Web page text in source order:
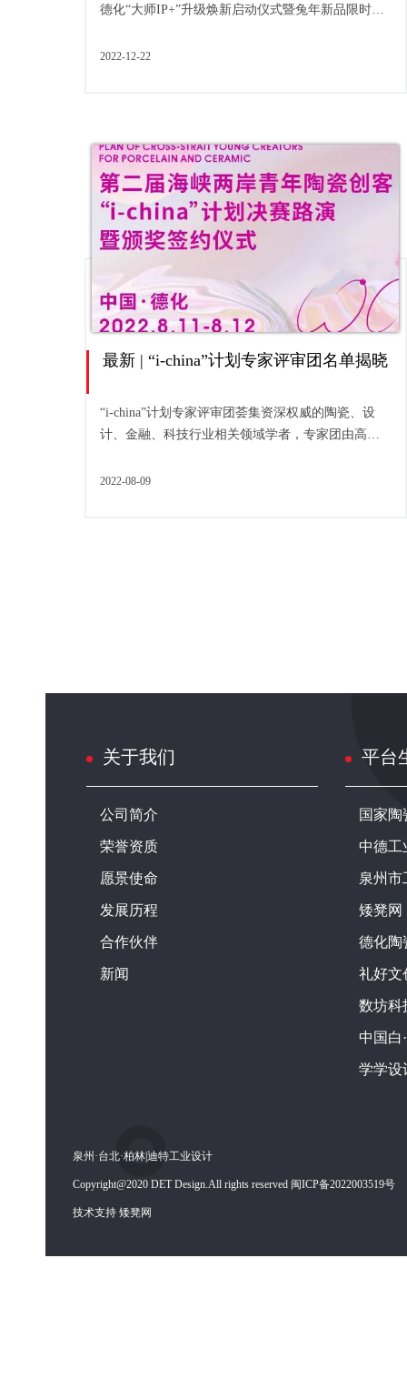
德化“大师IP+”升级焕新启动仪式暨兔年新品限时融
2022-12-22
最新 | “i-china”计划专家评审团名单揭晓
“i-china”计划专家评审团荟集资深权威的陶瓷、设
计、金融、科技行业相关领域学者，专家团由高
15个创客...
2022-08-09
关于我们
公司简介
荣誉资质
愿景使命
发展历程
合作伙伴
新闻
平台
国家
中德工
泉州市
矮凳网
德化陶
礼好文
数坊科
中国白
学学设
泉州·台北·柏林|迪特工业设计
Copyright@2020 DET Design.All rights reserved 闽ICP备2022003519号
技术支持 矮凳网